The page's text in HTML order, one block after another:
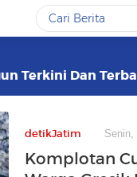
Terkini Dan
detikJatim Senin,
Komplotan